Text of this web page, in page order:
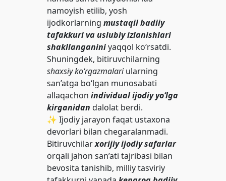
namoyish etilib, yosh
ijodkorlarningmustaqil badiiy
tafakkuri va uslubiy izlanishlari
shakllanganiniyaqqol ko‘rsatdi.
Shuningdek, bitiruvchilarning
shaxsiy ko‘rgazmalariularning
san’atga bo‘lgan munosabati
allaqachonindividual ijodiy yo‘lga
kirganidan dalolat berdi.
✨ Ijodiy jarayon faqat ustaxona
devorlari bilan chegaralanmadi.
Bitiruvchilarxorijiy ijodiy safarlar
orqali jahon san’ati tajribasi bilan
bevosita tanishib, milliy tasviriy